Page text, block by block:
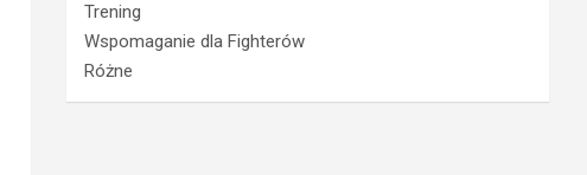
Trening
Wspomaganie dla Fighterów
Różne